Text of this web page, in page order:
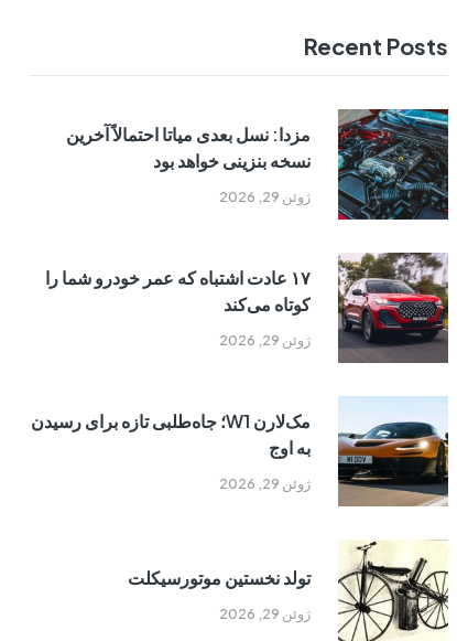
Recent Posts
ژوئن 29, 2026
مزدا: نسل بعدی میاتا احتمالاً آخرین
نسخه بنزینی خواهد بود
ژوئن 29, 2026
۱۷ عادت اشتباه که عمر خودرو شما را
کوتاه می‌کند
ژوئن 29, 2026
مک‌لارن W1؛ جاه‌طلبی تازه برای رسیدن
به اوج
ژوئن 29, 2026
تولد نخستین موتورسیکلت